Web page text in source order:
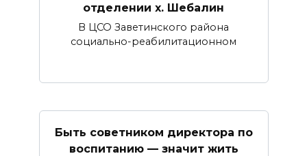
отделении х. Шебалин
В ЦСО Заветинского района
социально-реабилитационном
Быть советником директора по
воспитанию — значит жить